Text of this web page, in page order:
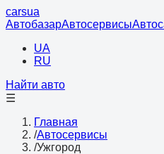
carsua
АвтобазарАвтосервисы
UA
RU
Найти авто
☰
Главная
/Автосервисы
/Ужгород